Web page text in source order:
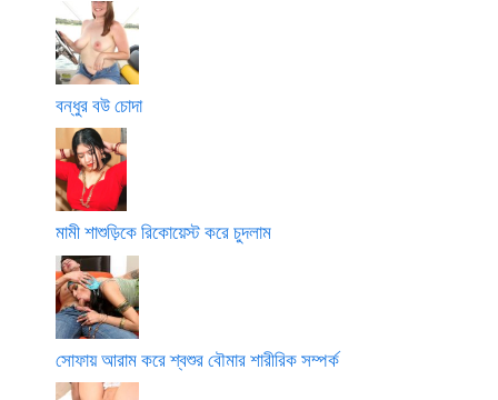
বন্ধুর বউ চোদা
মামী শাশুড়িকে রিকোয়েস্ট করে চুদলাম
সোফায় আরাম করে শ্বশুর বৌমার শারীরিক সম্পর্ক